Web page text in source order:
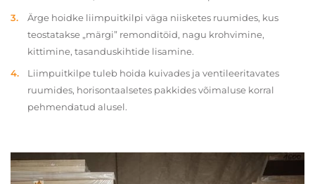
Ärge hoidke liimpuitkilpi väga niisketes ruumides, kus
teostatakse „märgi” remonditöid, nagu krohvimine,
kittimine, tasanduskihtide lisamine.
Liimpuitkilpe tuleb hoida kuivades ja ventileeritavates
ruumides, horisontaalsetes pakkides võimaluse korral
pehmendatud alusel.